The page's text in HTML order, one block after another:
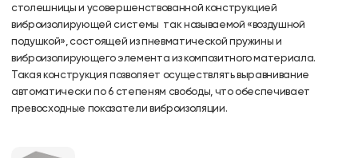
столешницы и усовершенствованной конструкцией
виброизолирующей системы ­ так называемой «воздушной
подушкой», состоящей из пневматической пружины и
виброизолирующего элемента из композитного материала.
Такая конструкция позволяет осуществлять выравнивание
автоматически по 6 степеням свободы, что обеспечивает
превосходные показатели виброизоляции.